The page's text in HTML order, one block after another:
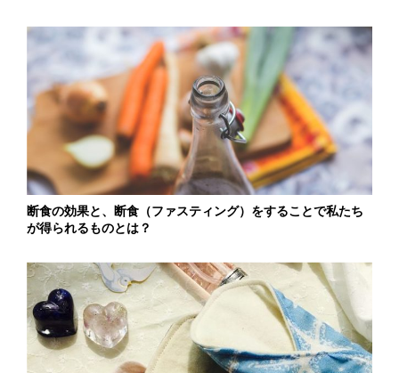
断食の効果と、断食（ファスティング）をすることで私たち
が得られるものとは？